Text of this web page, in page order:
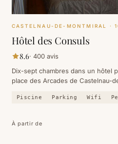
CASTELNAU-DE-MONTMIRAL ·
Hôtel des Consuls
8.6· 400 avis
Dix-sept chambres dans un hôtel
place des Arcades de Castelnau-
Piscine Parking Wifi
À partir de